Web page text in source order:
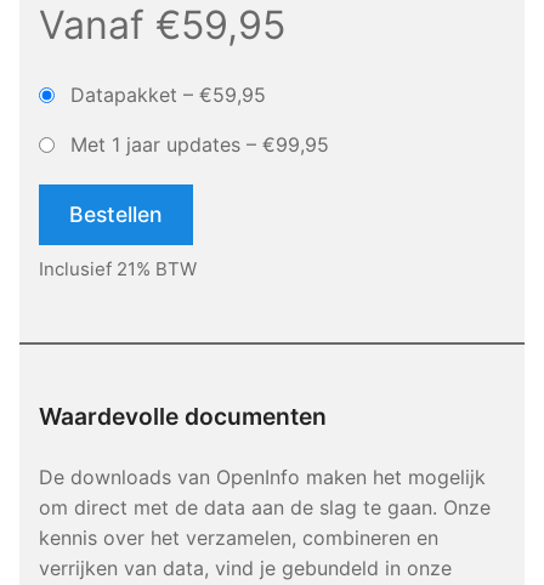
Vanaf €59,95
Datapakket – €59,95
Met 1 jaar updates – €99,95
Bestellen
Inclusief 21% BTW
Waardevolle documenten
De downloads van OpenInfo maken het mogelijk
om direct met de data aan de slag te gaan. Onze
kennis over het verzamelen, combineren en
verrijken van data, vind je gebundeld in onze